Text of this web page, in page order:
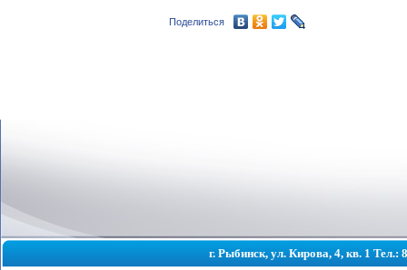
Поделиться
г. Рыбинск, ул. Кирова, 4, кв. 1 Тел.: